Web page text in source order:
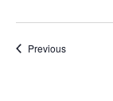
PreviousÉvénements